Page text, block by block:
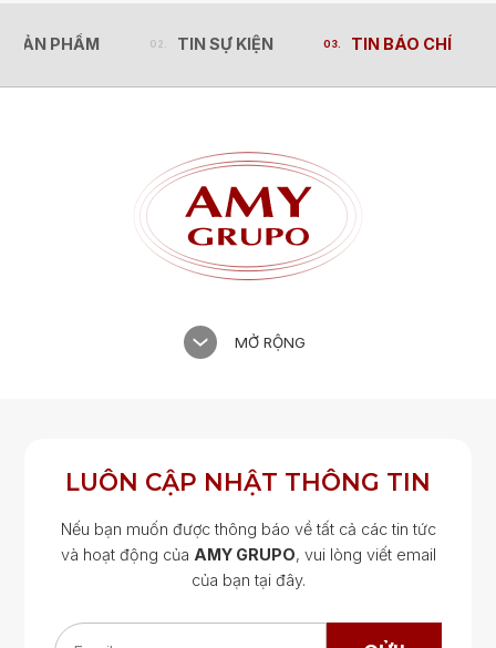
SẢN PHẨM
SẢN PHẨM
TIN SỰ KIỆN
TIN SỰ KIỆN
TIN BÁO CHÍ
TIN BÁO CHÍ
MỞ RỘNG
LUÔN CẬP NHẬT THÔNG TIN
Nếu bạn muốn được thông báo về tất cả các tin tức
và hoạt động của AMY GRUPO, vui lòng viết email
của bạn tại đây.